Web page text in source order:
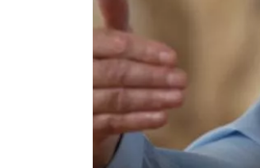
ENTREPRISES